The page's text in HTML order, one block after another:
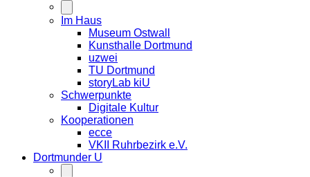
Im Haus
Museum Ostwall
Kunsthalle Dortmund
uzwei
TU Dortmund
storyLab kiU
Schwerpunkte
Digitale Kultur
Kooperationen
ecce
VKII Ruhrbezirk e.V.
Dortmunder U